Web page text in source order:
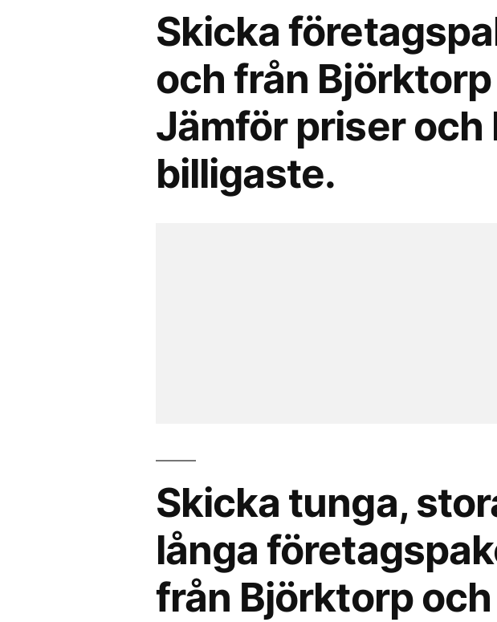
Skicka
och från Björktorp
Jämför priser och
billigaste.
Skicka tunga,
långa
från Björktorp och